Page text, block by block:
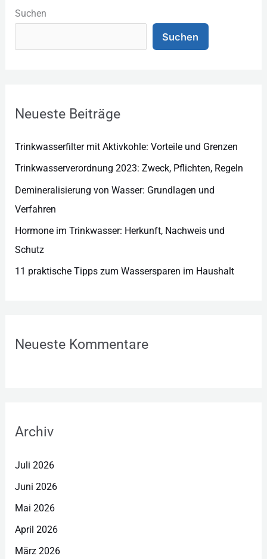
Suchen
Suchen
Neueste Beiträge
Trinkwasserfilter mit Aktivkohle: Vorteile und Grenzen
Trinkwasserverordnung 2023: Zweck, Pflichten, Regeln
Demineralisierung von Wasser: Grundlagen und
Verfahren
Hormone im Trinkwasser: Herkunft, Nachweis und
Schutz
11 praktische Tipps zum Wassersparen im Haushalt
Neueste Kommentare
Archiv
Juli 2026
Juni 2026
Mai 2026
April 2026
März 2026
a
e
r
e
n